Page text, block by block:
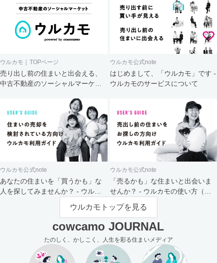
ウルカモ｜TOPページ
売り出し前の住まいと出会える、
中古不動産のソーシャルマーケッ
ウルカモ公式note
はじめまして、「ウルカモ」です -
ウルカモのサービスについて
ウルカモ公式note
あなたの住まいを「買うかも」な
人を探してみませんか？ - ウルカ
ウルカモ公式note
「売るかも」な住まいと出会いま
せんか？ - ウルカモの使い方（買
主さま向け）
ウルカモトップを見る
cowcamo JOURNAL
たのしく、かしこく、人生を彩る住まいメディア